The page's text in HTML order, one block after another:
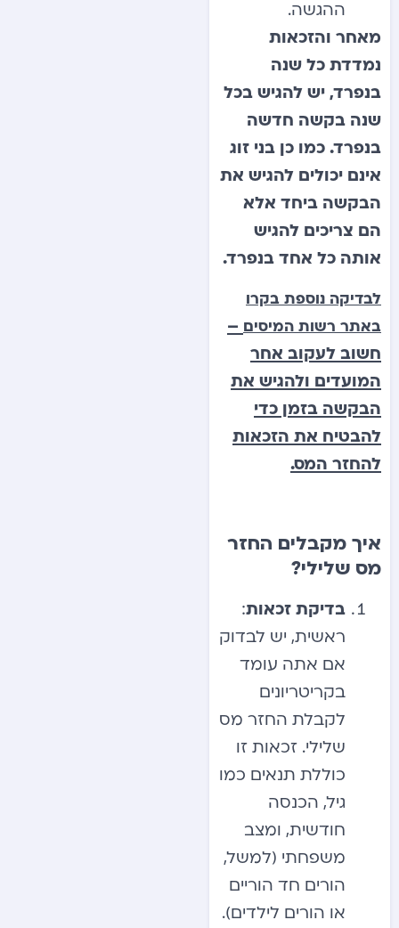
ההגשה.
מאחר והזכאות
נמדדת כל שנה
בנפרד, יש להגיש בכל
שנה בקשה חדשה
בנפרד. כמו כן בני זוג
אינם יכולים להגיש את
הבקשה ביחד אלא
הם צריכים להגיש
אותה כל אחד בנפרד.
לבדיקה נוספת בקרו
באתר רשות המיסים –
חשוב לעקוב אחר
המועדים ולהגיש את
הבקשה בזמן כדי
להבטיח את הזכאות
להחזר המס.
איך מקבלים החזר
מס שלילי?
בדיקת זכאות:
ראשית, יש לבדוק
אם אתה עומד
בקריטריונים
לקבלת החזר מס
שלילי. זכאות זו
כוללת תנאים כמו
גיל, הכנסה
חודשית, ומצב
משפחתי (למשל,
הורים חד הוריים
או הורים לילדים).